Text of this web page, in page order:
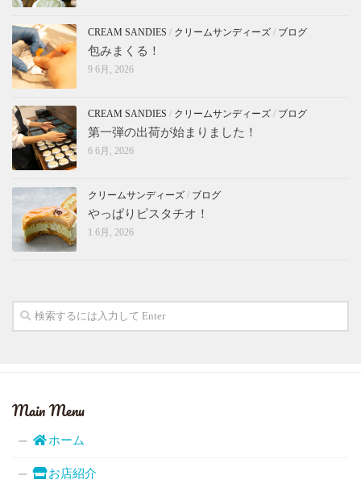
CREAM SANDIES / クリームサンディーズ / ブログ
包みまくる！
9 6月, 2026
CREAM SANDIES / クリームサンディーズ / ブログ
第一弾の出荷が始まりました！
6 6月, 2026
クリームサンディーズ / ブログ
やっぱりピスタチオ！
1 6月, 2026
Main Menu
ホーム
お店紹介